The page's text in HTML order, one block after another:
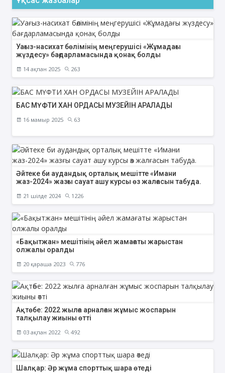
Уағыз-насихат бөлімінің меңгерушісі «Жұмадағы
жүздесу» бағдарламасында қонақ болды
14 ақпан 2025 263
БАС МҮФТИ ХАН ОРДАСЫ МУЗЕЙІН АРАЛАДЫ
16 мамыр 2025 63
Әйтеке би аудандық орталық мешітте «Имани
жаз-2024» жазғы сауат ашу курсы өз жалғасын табуда.
21 шілде 2024 1226
«Бақытжан» мешітінің әйел жамағаты жарыстан
олжалы оралды
20 қараша 2023 776
Ақтөбе: 2022 жылға арналған жұмыс жоспарын
талқылау жиыны өтті
03 ақпан 2022 492
Шалқар: Әр жұма спорттық шара өтеді